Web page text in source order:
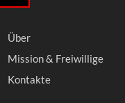
Über
Mission & Freiwillige
Kontakte